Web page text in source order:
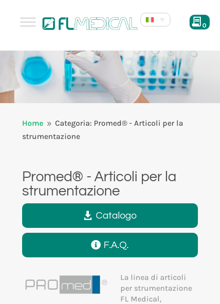
0
Home 9 Categoria: Promed® - Articoli per la
strumentazione
Promed® - Articoli per la
strumentazione
Catalogo
F.A.Q.
La linea di articoli
per strumentazione
FL Medical,